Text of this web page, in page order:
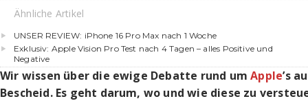
Ähnliche Artikel
UNSER REVIEW: iPhone 16 Pro Max nach 1 Woche
Exklusiv: Apple Vision Pro Test nach 4 Tagen – alles Positive und
Negative
Wir wissen über die ewige Debatte rund umApple’s
Bescheid. Es geht darum, wo und wie diese zu